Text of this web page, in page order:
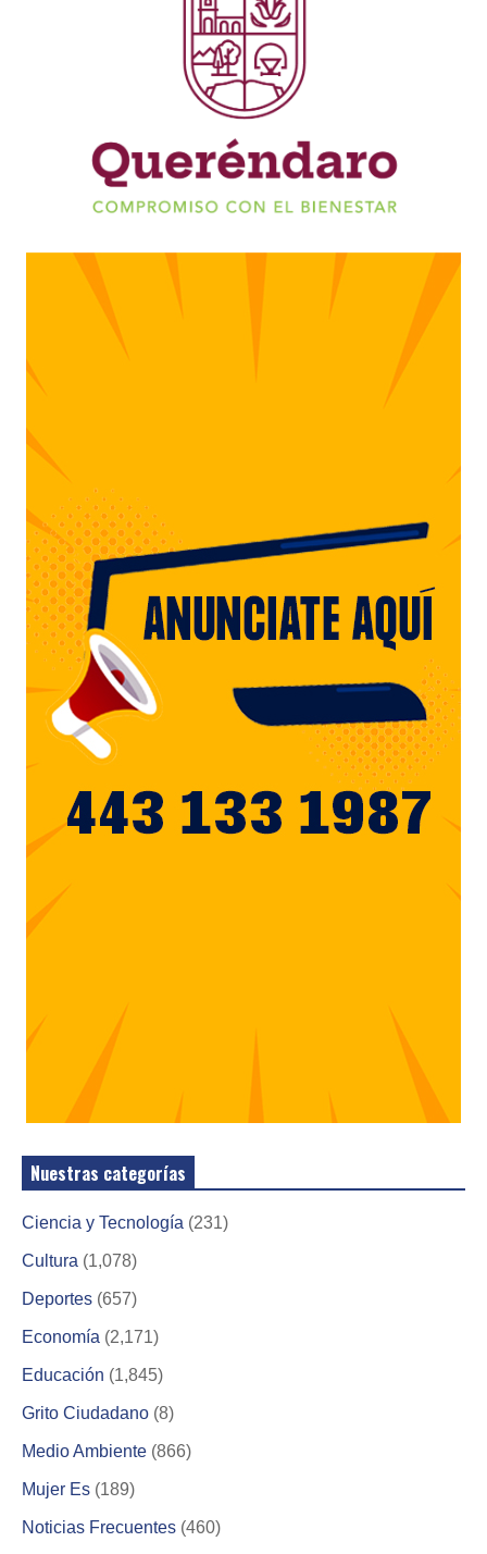
Nuestras categorías
Ciencia y Tecnología (231)
Cultura (1,078)
Deportes (657)
Economía (2,171)
Educación (1,845)
Grito Ciudadano (8)
Medio Ambiente (866)
Mujer Es (189)
Noticias Frecuentes (460)